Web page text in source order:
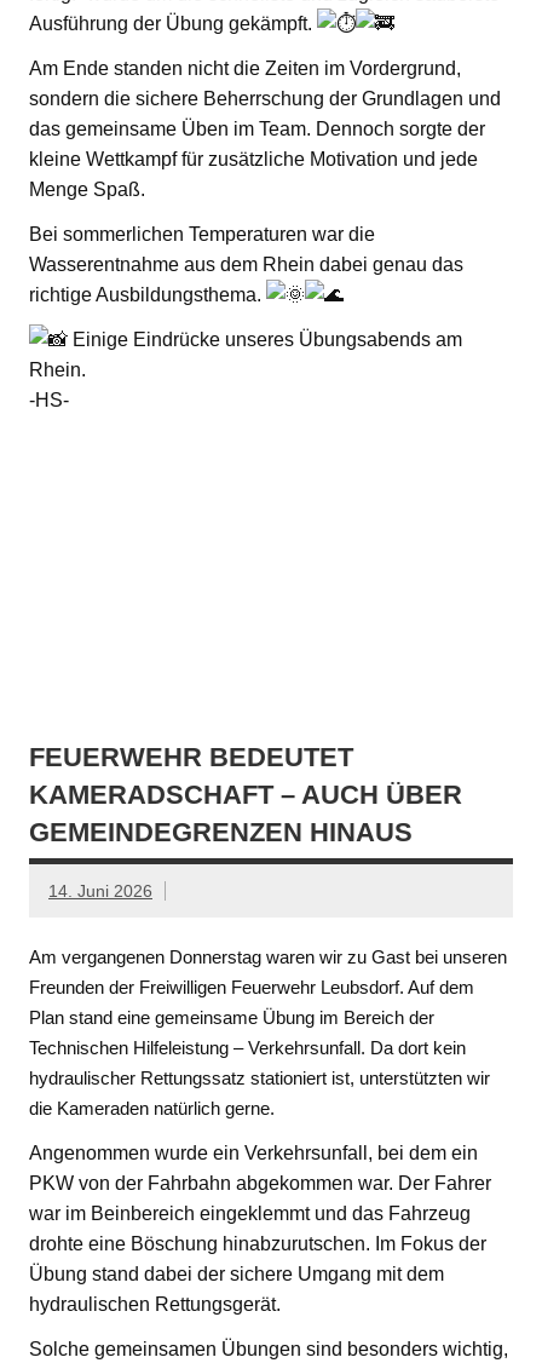
Ausführung der Übung gekämpft.
Am Ende standen nicht die Zeiten im Vordergrund,
sondern die sichere Beherrschung der Grundlagen und
das gemeinsame Üben im Team. Dennoch sorgte der
kleine Wettkampf für zusätzliche Motivation und jede
Menge Spaß.
Bei sommerlichen Temperaturen war die
Wasserentnahme aus dem Rhein dabei genau das
richtige Ausbildungsthema.
Einige Eindrücke unseres Übungsabends am
Rhein.
-HS-
FEUERWEHR BEDEUTET
KAMERADSCHAFT – AUCH ÜBER
GEMEINDEGRENZEN HINAUS
14. Juni 2026
Am vergangenen Donnerstag waren wir zu Gast bei unseren
Freunden der Freiwilligen Feuerwehr Leubsdorf. Auf dem
Plan stand eine gemeinsame Übung im Bereich der
Technischen Hilfeleistung – Verkehrsunfall. Da dort kein
hydraulischer Rettungssatz stationiert ist, unterstützten wir
die Kameraden natürlich gerne.
Angenommen wurde ein Verkehrsunfall, bei dem ein
PKW von der Fahrbahn abgekommen war. Der Fahrer
war im Beinbereich eingeklemmt und das Fahrzeug
drohte eine Böschung hinabzurutschen. Im Fokus der
Übung stand dabei der sichere Umgang mit dem
hydraulischen Rettungsgerät.
Solche gemeinsamen Übungen sind besonders wichtig,